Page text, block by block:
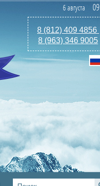
8 (812) 409 4856
8 (963) 346 9005
6 августа 09